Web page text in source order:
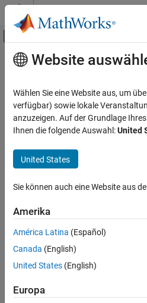
Weiter zum Inhalt
Umschaltung für
Anzeigen nach: Kategorie
Using MATLAB
MATLAB
Using Simulink
Simulink
Physical Modeling
Real-Time Simulation and Testing
Workflows
Reporting and Database Access
Hauptinhalt
C2000
Release Notes
Bug Reports Bug Fixes
| Release Range:
Starting Release
toEnding Release
Text Filter: C2000
How useful was
Website
Wählen Sie eine Website aus, um
verfügbar) sowie lokale
anzuzeigen. Auf der Grundlage
Ihnen die folgende Auswahl:United
United States
Sie können auch eine Website aus
Amerika
América Latina (Español)
Canada (English)
United States (English)
Europa